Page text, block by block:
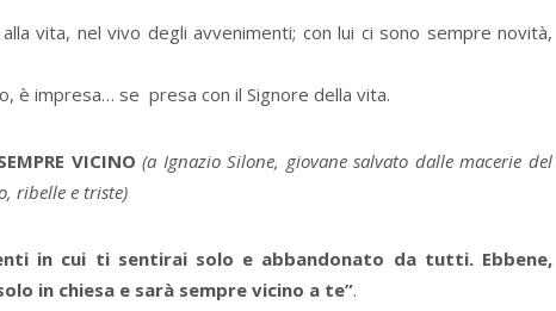
vita, nel vivo degli avvenimenti; con lui ci sono sempre novità,
è impresa… se presa con il Signore della vita.
VICINO (a Ignazio Silone, giovane salvato dalle macerie del
ribelle e triste)
in cui ti sentirai solo e abbandonato da tutti. Ebbene,
in chiesa e sarà sempre vicino a te”.